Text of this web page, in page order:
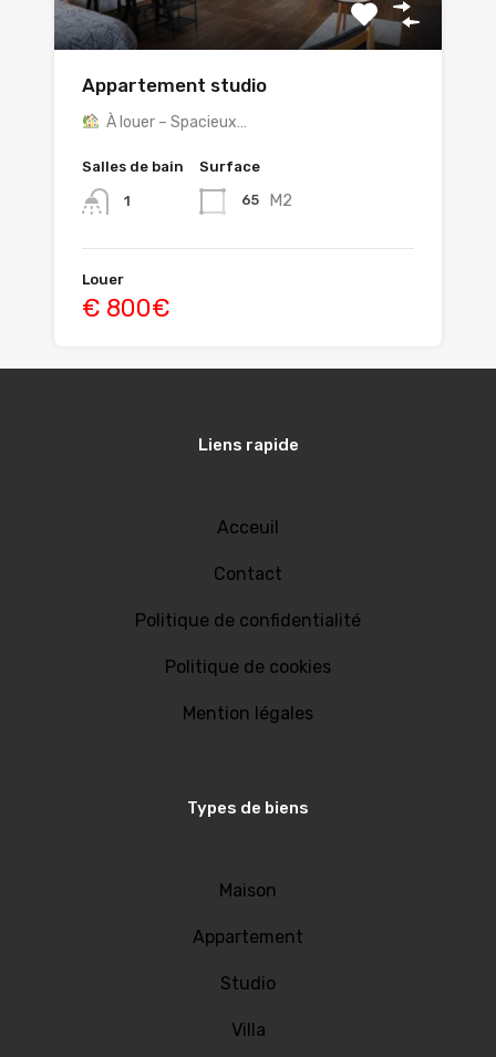
Appartement studio
À louer – Spacieux…
Salles de bain
1
Surface
65 M2
Louer
€ 800€
Liens rapide
Acceuil
Contact
Politique de confidentialité
Politique de cookies
Mention légales
Types de biens
Maison
Appartement
Studio
Villa